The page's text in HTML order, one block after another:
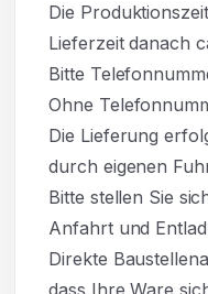
Die
Lieferzeit danach
Bitte
Ohne
Die Lieferung
durch eigenen
Bitte stellen Sie
Anfahrt und
Direkte